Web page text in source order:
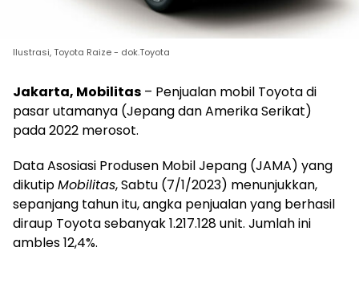
Ilustrasi, Toyota Raize - dok.Toyota
Jakarta, Mobilitas – Penjualan mobil Toyota di
pasar utamanya (Jepang dan Amerika Serikat)
pada 2022 merosot.
Data Asosiasi Produsen Mobil Jepang (JAMA) yang
dikutipMobilitas, Sabtu (7/1/2023) menunjukkan,
sepanjang tahun itu, angka penjualan yang berhasil
diraup Toyota sebanyak 1.217.128 unit. Jumlah ini
ambles 12,4%.